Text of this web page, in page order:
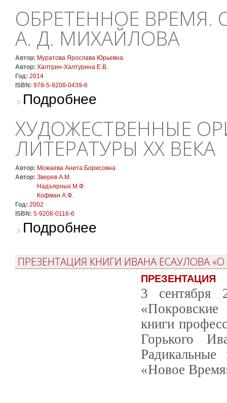
ОБРЕТЕННОЕ ВРЕМЯ.
А. Д. МИХАЙЛОВА
Автор: Муратова Ярослава Юрьевна
Автор: Халтрин-Халтурина Е.В.
Год: 2014
ISBN: 978-5-9208-0439-6
Подробнее
ХУДОЖЕСТВЕННЫЕ
ЛИТЕРАТУРЫ XX ВЕКА
Автор: Можаева Анита Борисовна
Автор: Зверев А.М.
Надъярных М.Ф.
Кофман А.Ф.
Год: 2002
ISBN: 5-9208-0116-6
Подробнее
ПРЕЗЕНТАЦИЯ КНИГИ ИВАНА ЕСАУЛОВА
ПРЕЗЕНТАЦИЯ
3 сентября
«Покровские
книги
Горького
Радикальные
«Новое